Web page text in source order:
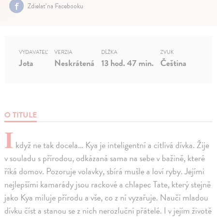
Zdielať na Facebooku
O TITULE
I když ne tak docela… Kya je inteligentní a citlivá dívka. Žije
v souladu s přírodou, odkázaná sama na sebe v bažině, které
říká domov. Pozoruje volavky, sbírá mušle a loví ryby. Jejími
nejlepšími kamarády jsou rackové a chlapec Tate, který stejně
jako Kya miluje přírodu a vše, co z ní vyzařuje. Naučí mladou
dívku číst a stanou se z nich nerozluční přátelé. I v jejím životě
VYDAVATEĽ
Jota
VERZIA
Neskrátená
DĹŽKA
13 hod. 47 min.
ZVUK
Čeština